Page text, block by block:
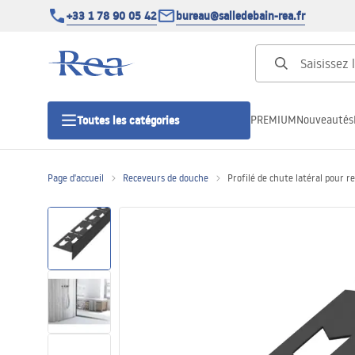
+33 1 78 90 05 42 bureau@salledebain-rea.fr
Toutes les catégories
Portes de douche
Receveurs de douche
Caniveaux de douche
PREMIUMNouveautés
Page d'accueil Receveurs de douche Profilé de chute latéral pour